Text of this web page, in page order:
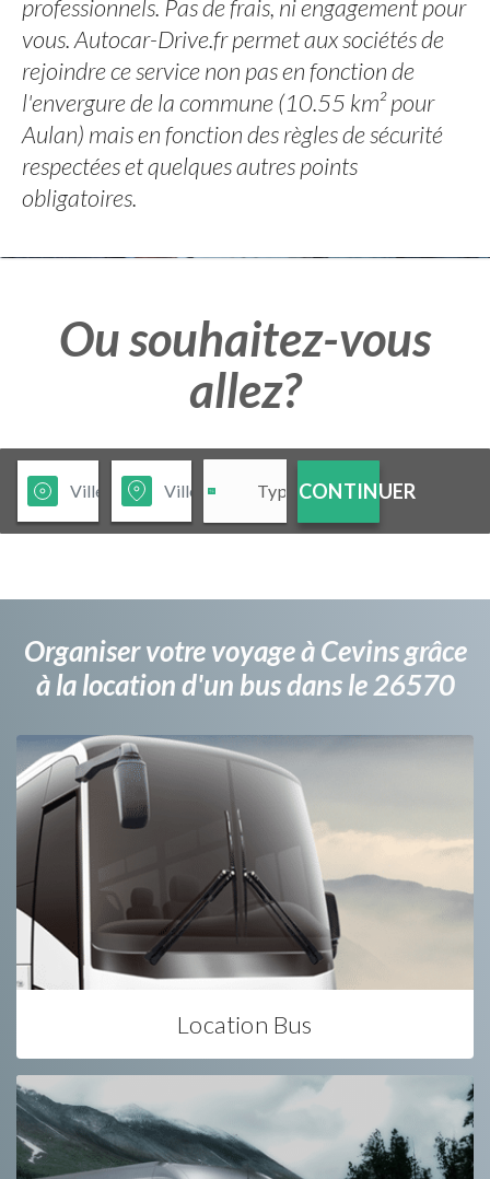
professionnels. Pas de frais, ni engagement pour
vous. Autocar-Drive.fr permet aux sociétés de
rejoindre ce service non pas en fonction de
l'envergure de la commune (10.55 km² pour
Aulan) mais en fonction des règles de sécurité
respectées et quelques autres points
obligatoires.
Ou souhaitez-vous
allez?
CONTINUER
Organiser votre voyage à Cevins grâce
à la location d'un bus dans le 26570
Location Bus